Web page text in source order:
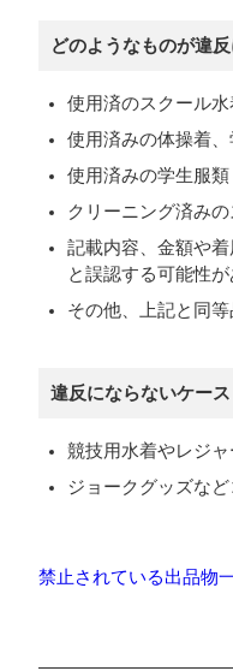
どのようなものが違
使用済のスクール水
使用済みの体操着
使用済みの学生服類
クリーニング済み
記載内容、金額や
と誤認する可能性
その他、上記と同
違反にならないケース
競技用水着やレジ
ジョークグッズな
禁止されている出品物